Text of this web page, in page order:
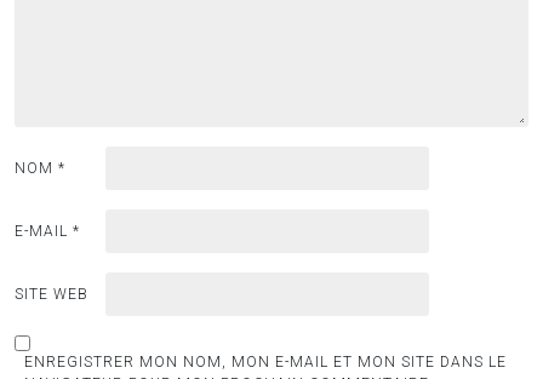
NOM *
E-MAIL *
SITE WEB
ENREGISTRER MON NOM, MON E-MAIL ET MON SITE DANS LE